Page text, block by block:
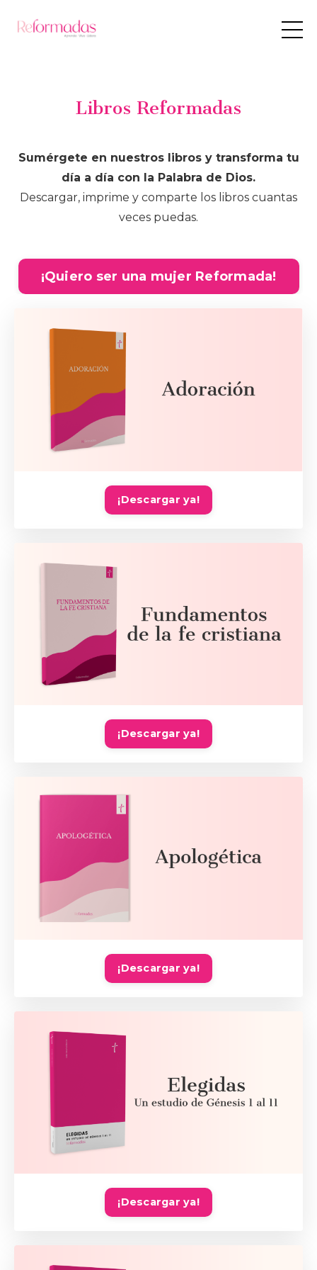
Libros Reformadas
Sumérgete en nuestros libros y transforma tu
día a día con la Palabra de Dios.
Descargar, imprime y comparte los libros cuantas
veces puedas.
¡Quiero ser una mujer Reformada!
¡Descargar ya!
¡Descargar ya!
¡Descargar ya!
¡Descargar ya!